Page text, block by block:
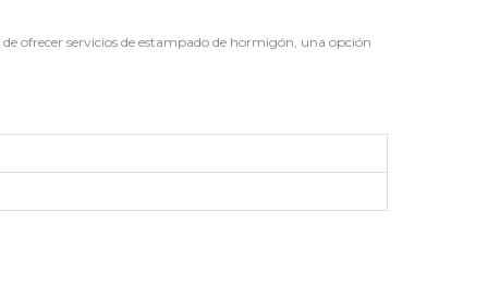
ofrecer servicios de estampado de hormigón, una opción